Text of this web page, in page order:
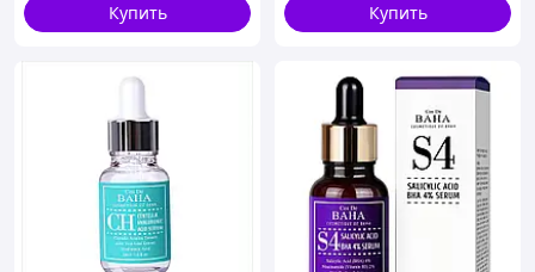
Купить
Купить